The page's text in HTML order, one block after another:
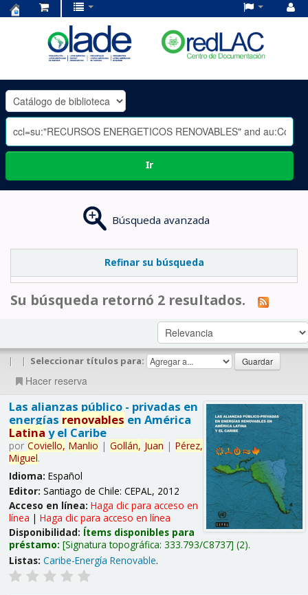
OLADE
-
Ir
Búsqueda avanzada
Refinar su búsqueda
Su búsqueda retornó 2 resultados.
| | Seleccionar títulos para:
Hacer reserva
Las alianzas público - privadas en
energías renovables en América
Latina y el Caribe
por Coviello, Manlio | Gollán, Juan | Pérez,
Miguel.
Idioma: Español
Editor: Santiago de Chile: CEPAL, 2012
Acceso en línea: Haga clic para acceso en
línea | Haga clic para acceso en línea
Disponibilidad: Ítems disponibles para
préstamo: Signatura topográfica: 333.793/C8737 (2).
Listas: Caribe-Energía Renovable.